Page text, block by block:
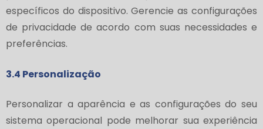
específicos do dispositivo. Gerencie as configurações
de privacidade de acordo com suas necessidades e
preferências.
3.4 Personalização
Personalizar a aparência e as configurações do seu
sistema operacional pode melhorar sua experiência